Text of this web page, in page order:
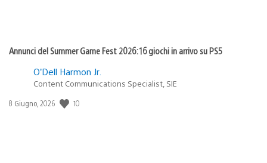
Annunci del Summer Game Fest 2026: 16 giochi in arrivo su PS5
O’Dell Harmon Jr.
Content Communications Specialist, SIE
Data
8 Giugno, 2026 10